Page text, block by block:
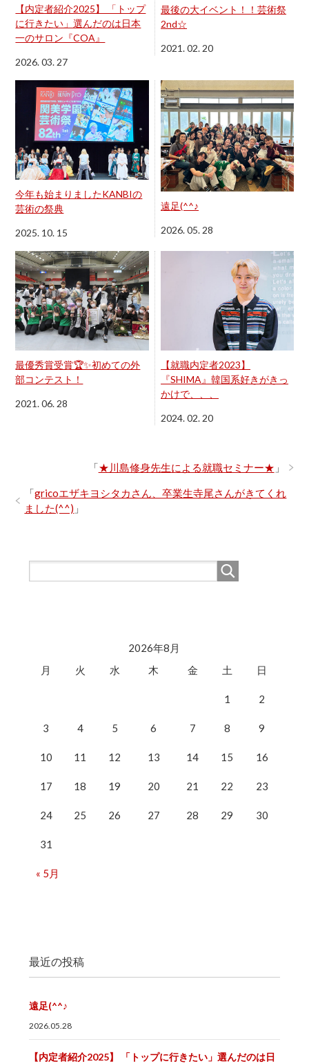
【内定者紹介2025】 「トップ
に行きたい」選んだのは日本
一のサロン『COA』
2026. 03. 27
最後の大イベント！！芸術祭
2nd☆
2021. 02. 20
今年も始まりましたKANBIの
芸術の祭典
2025. 10. 15
遠足(^^♪
2026. 05. 28
最優秀賞受賞🏆✨初めての外
部コンテスト！
2021. 06. 28
【就職内定者2023】
『SHIMA』韓国系好きがきっ
かけで、、、
2024. 02. 20
「★川島修身先生による就職セミナー★ 」
「gricoエザキヨシタカさん、卒業生寺尾さんがきてくれ
ました(^^) 」
2026年8月
月
火 水 木 金 土 日
« 5月
1 2
3 4 5 6 7 8 9
10 11 12 13 14 15 16
17 18 19 20 21 22 23
24 25 26 27 28 29 30
31
最近の投稿
遠足(^^♪
2026.05.28
【内定者紹介2025】 「トップに行きたい」選んだのは日